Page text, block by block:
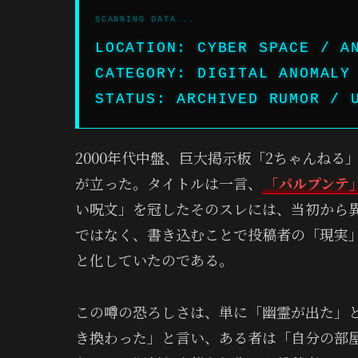
LOCATION: CYBER SPACE /
CATEGORY: DIGITAL
STATUS: ARCHIVED RUMOR /
2000年代中盤、巨大掲示板「2ちゃんねる
が立った。タイトルは一言、
「パルプンテ
い呪文」を冠したそのスレには、当初か
ではなく、書き込むことで投稿者の「現
と化していたのである。
この噂の恐ろしさは、単に「幽霊が出た
き換わった」と言い、ある者は「自分の